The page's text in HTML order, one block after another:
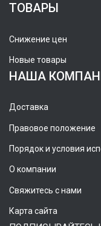
ТОВАРЫ
Снижение цен
Новые товары
НАША
Доставка
Правовое положение
Порядок и условия
О компании
Свяжитесь с нами
Карта сайта